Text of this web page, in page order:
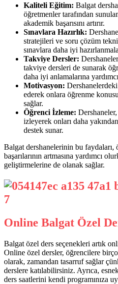
Kaliteli Eğitim: Balgat
öğretmenler tarafından
akademik başarısını artırır.
Sınavlara Hazırlık:
stratejileri ve soru çözüm
sınavlara daha iyi
Takviye Dersler:
takviye dersleri de sunarak
daha iyi anlamalarına
Motivasyon:
ederek onlara öğrenme
sağlar.
Öğrenci İzleme:
izleyerek onları daha
destek sunar.
Balgat dershanelerinin bu faydaları,
başarılarının artmasına yardımcı
geliştirmelerine de olanak sağlar.
Online Balgat Özel
Balgat özel ders seçenekleri artık
Online özel dersler, öğrencilere
olarak, zamandan tasarruf sağlar
derslere katılabilirsiniz. Ayrıca,
ders saatlerini kendi programınıza